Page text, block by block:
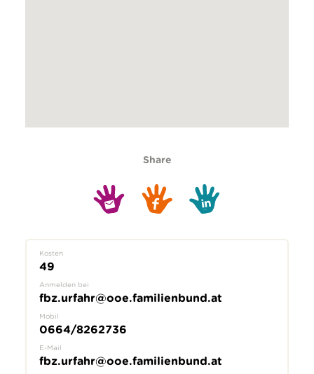
Share
Kosten
49
Anmelden bei
fbz.urfahr@ooe.familienbund.at
Mobil
0664/8262736
E-Mail
fbz.urfahr@ooe.familienbund.at